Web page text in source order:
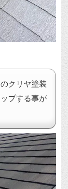
クリヤ塗装
プする事が